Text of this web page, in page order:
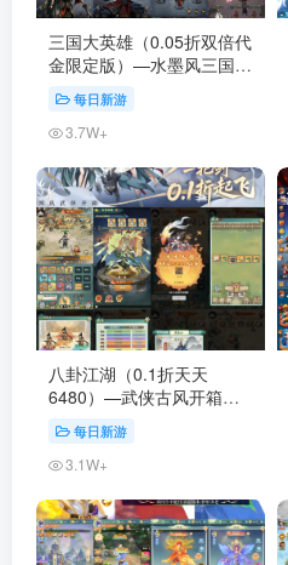
三国大英雄（0.05折双倍代
金限定版）—水墨风三国卡
每日新游
3.7W+
八卦江湖（0.1折天天
6480）—武侠古风开箱免
费版每日新游
3.1W+